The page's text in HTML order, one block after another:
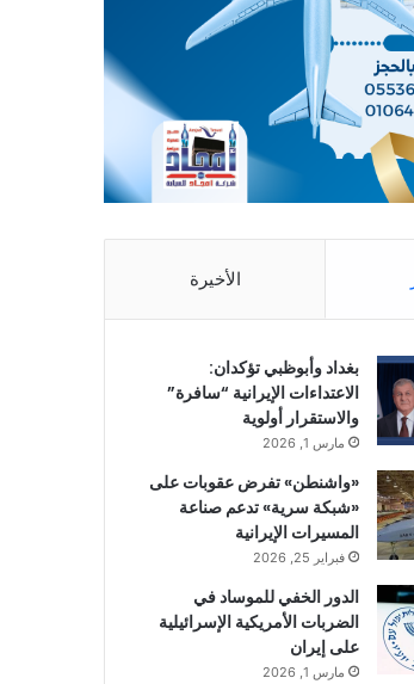
الأخيرة
بغداد وأبوظبي تؤكدان:
الاعتداءات الإيرانية “سافرة”
والاستقرار أولوية
مارس 1, 2026
«واشنطن» تفرض عقوبات على
«شبكة سرية» تدعم صناعة
المسيرات الإيرانية
فبراير 25, 2026
الدور الخفي للموساد في
الضربات الأمريكية الإسرائيلية
على إيران
مارس 1, 2026